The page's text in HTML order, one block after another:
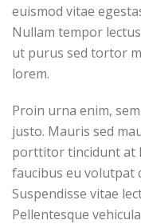
euismod vitae
Nullam tempor
ut purus sed tortor
lorem.
Proin urna enim,
justo. Mauris sed
porttitor tincidunt at
faucibus eu volutpat
Suspendisse vitae
Pellentesque